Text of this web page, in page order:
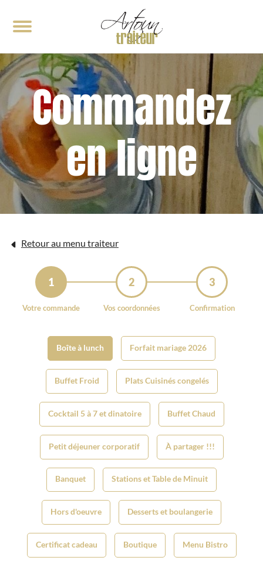
< RETOUR
Notre cuisine
Galerie
< RETOUR
Événements traiteur
Demande de soumission
Commandez
en ligne
Retour au menu traiteur
1
Votre commande
2
Vos coordonnées
3
Confirmation
Boîte à lunch Forfait mariage 2026
Buffet Froid Plats Cuisinés congelés
Cocktail 5 à 7 et dinatoire Buffet Chaud
Petit déjeuner corporatif À partager !!!
Banquet Stations et Table de Minuit
Hors d'oeuvre Desserts et boulangerie
Certificat cadeau Boutique Menu Bistro